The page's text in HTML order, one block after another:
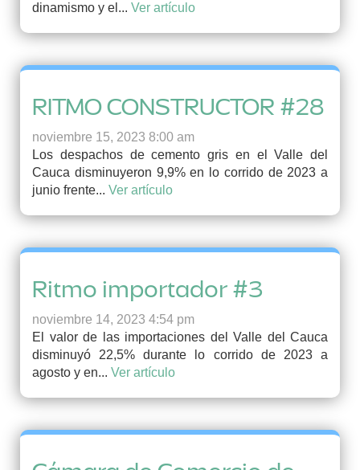
dinamismo y el... Ver artículo
RITMO CONSTRUCTOR #28
noviembre 15, 2023 8:00 am
Los despachos de cemento gris en el Valle del
Cauca disminuyeron 9,9% en lo corrido de 2023 a
junio frente... Ver artículo
Ritmo importador #3
noviembre 14, 2023 4:54 pm
El valor de las importaciones del Valle del Cauca
disminuyó 22,5% durante lo corrido de 2023 a
agosto y en... Ver artículo